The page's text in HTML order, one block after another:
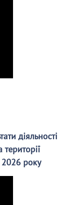
діяльності
2026 року